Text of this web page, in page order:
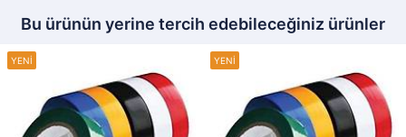
Bu ürünün yerine tercih edebileceğiniz ürünler